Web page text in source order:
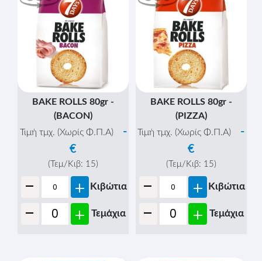
BAKE ROLLS 80gr -
(BACON)
Τιμή τμχ. (Χωρίς Φ.Π.Α)
-
€
(Τεμ/Κιβ: 15)
- + Κιβώτια
- + Τεμάχια
BAKE ROLLS 80gr -
(PIZZA)
Τιμή τμχ. (Χωρίς Φ.Π.Α)
-
€
(Τεμ/Κιβ: 15)
- + Κιβώτια
- + Τεμάχια